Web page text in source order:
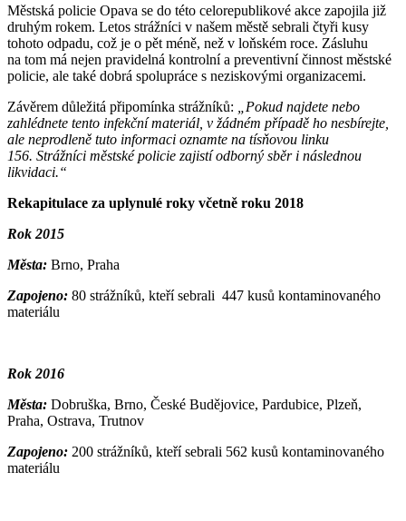
Městská policie Opava se do této celorepublikové akce zapojila již
druhým rokem. Letos strážníci v našem městě sebrali čtyři kusy
tohoto odpadu, což je o pět méně, než v loňském roce. Zásluhu
na tom má nejen pravidelná kontrolní a preventivní činnost městské
policie, ale také dobrá spolupráce s neziskovými organizacemi.
Závěrem důležitá připomínka strážníků:
„Pokud najdete nebo
zahlédnete tento infekční materiál, v žádném případě ho nesbírejte,
ale neprodleně tuto informaci oznamte na tísňovou linku
156. Strážníci městské policie zajistí odborný sběr i následnou
likvidaci.“
Rekapitulace za uplynulé roky včetně roku 2018
Rok 2015
Města: Brno, Praha
Zapojeno: 80 strážníků, kteří sebrali 447 kusů kontaminovaného
materiálu
Rok 2016
Města: Dobruška, Brno, České Budějovice, Pardubice, Plzeň,
Praha, Ostrava, Trutnov
Zapojeno: 200 strážníků, kteří sebrali 562 kusů kontaminovaného
materiálu